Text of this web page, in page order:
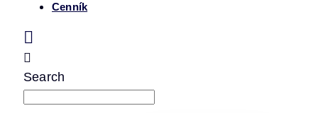
Cenník
Search